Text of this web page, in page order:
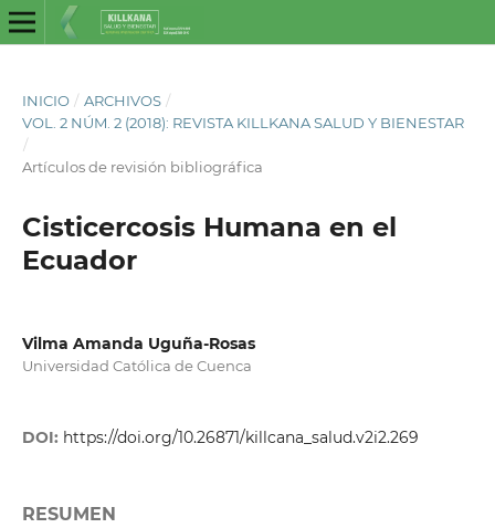
INICIO / ARCHIVOS /
VOL. 2 NÚM. 2 (2018): REVISTA KILLKANA SALUD Y BIENESTAR
/
Artículos de revisión bibliográfica
Cisticercosis Humana en el
Ecuador
Vilma Amanda Uguña-Rosas
Universidad Católica de Cuenca
DOI: https://doi.org/10.26871/killcana_salud.v2i2.269
RESUMEN